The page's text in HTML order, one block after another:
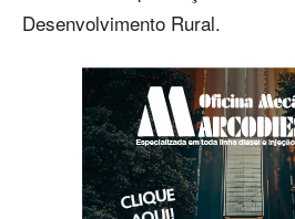
Desenvolvimento Rural.